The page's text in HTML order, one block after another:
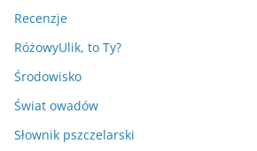
Recenzje
RóżowyUlik, to Ty?
Środowisko
Świat owadów
Słownik pszczelarski